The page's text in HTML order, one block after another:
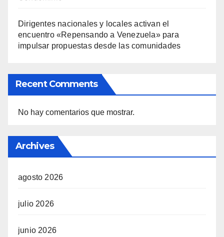
Dirigentes nacionales y locales activan el
encuentro «Repensando a Venezuela» para
impulsar propuestas desde las comunidades
Recent Comments
No hay comentarios que mostrar.
Archives
agosto 2026
julio 2026
junio 2026